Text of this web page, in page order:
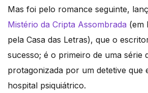
Mas foi pelo romance seguinte,
Mistério da Cripta Assombrada (em
pela Casa das Letras), que o
sucesso; é o primeiro de uma série
protagonizada por um detetive que
hospital psiquiátrico.